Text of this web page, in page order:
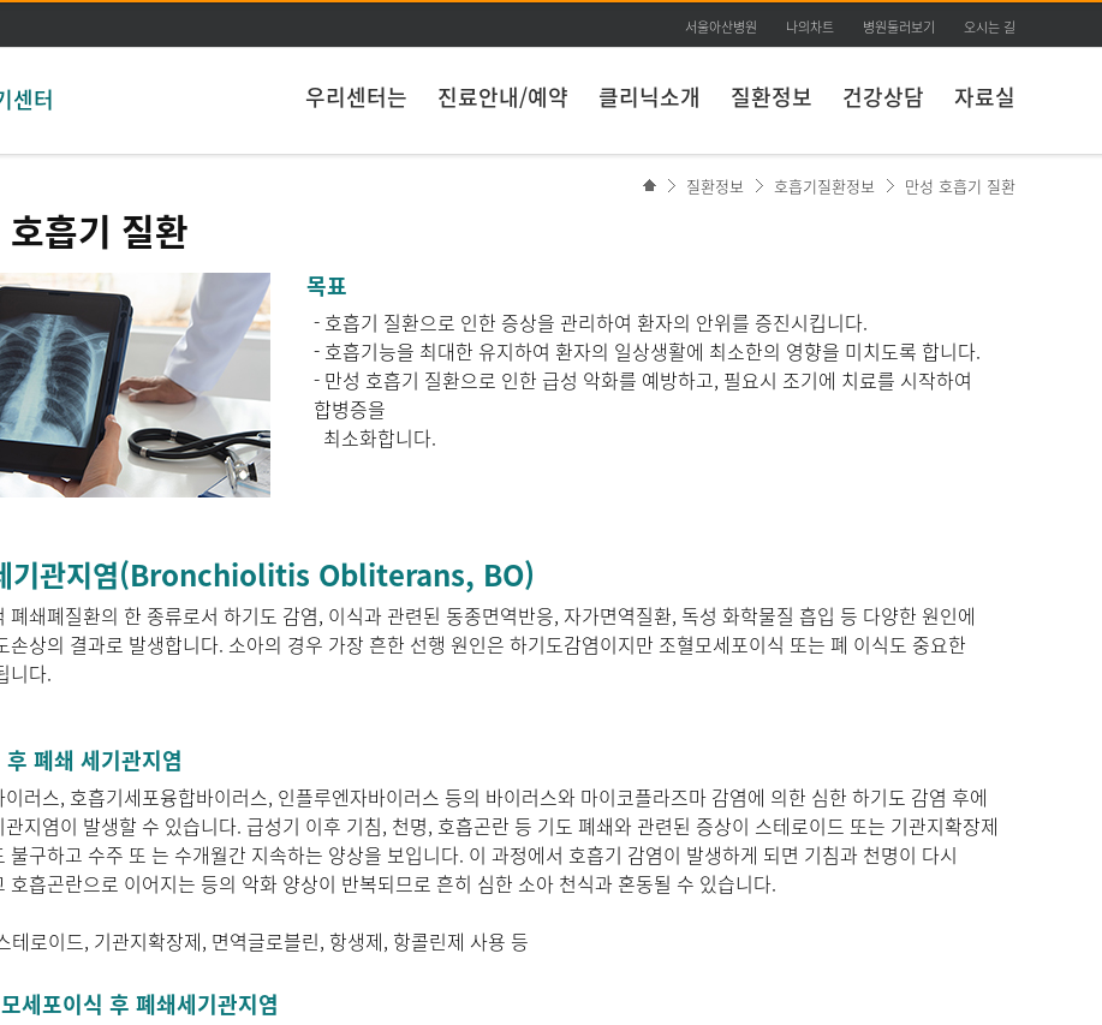
주메뉴 바로가기
본문 바로가기
센터
서울아산병원 나의차트 병원둘러보기 오시는 길
우리센터는 진료안내/예약 클리닉소개 질환정보 건강상담 자료실
질환정보 호흡기질환정보 만성 호흡기 질환
호흡기 질환
목표
- 호흡기 질환으로 인한 증상을 관리하여 환자의 안위를 증진시킵니다.
- 호흡기능을 최대한 유지하여 환자의 일상생활에 최소한의 영향을 미치도록 합니다.
- 만성 호흡기 질환으로 인한 급성 악화를 예방하고, 필요시 조기에 치료를 시작하여
합병증을
최소화합니다.
기관지염(Bronchiolitis Obliterans, BO)
폐쇄폐질환의 한 종류로서 하기도 감염, 이식과 관련된 동종면역반응, 자가면역질환, 독성 화학물질 흡입 등 다양한 원인에
손상의 결과로 발생합니다. 소아의 경우 가장 흔한 선행 원인은 하기도감염이지만 조혈모세포이식 또는 폐 이식도 중요한
니다.
폐쇄 세기관지염
이러스, 호흡기세포융합바이러스, 인플루엔자바이러스 등의 바이러스와 마이코플라즈마 감염에 의한 심한 하기도 감염 후에
지염이 발생할 수 있습니다. 급성기 이후 기침, 천명, 호흡곤란 등 기도 폐쇄와 관련된 증상이 스테로이드 또는 기관지확장제
불구하고 수주 또 는 수개월간 지속하는 양상을 보입니다. 이 과정에서 호흡기 감염이 발생하게 되면 기침과 천명이 다시
호흡곤란으로 이어지는 등의 악화 양상이 반복되므로 흔히 심한 소아 천식과 혼동될 수 있습니다.
테로이드, 기관지확장제, 면역글로블린, 항생제, 항콜린제 사용 등
세포이식 후 폐쇄세기관지염